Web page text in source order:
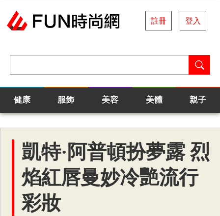
註冊 登入
健康 服飾 美容 美體 親子
凱特·阿普頓扮夢露 烈
焰紅唇曼妙冷艷流行
彩妝